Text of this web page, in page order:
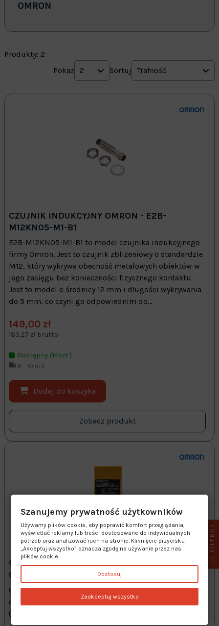
Produkty: 2
Pokaż
2 Sortuj Trafność
CZUJNIK INDUKCYJNY OMRON - E2B-
M12KN05-M1-B1
E2B-M12KN05-M1-B1 to model czujnika indukcyjnego
firmy Omron. Jest to czujnik zbliżeniowy o standardzie
M12, który wykrywa obecność metalowych obiektów w
jego zasięgu bez konieczności fizycznego kontaktu.
Jest to model o średnicy 12 mm i długości wykrywania
do 5 mm, co czyni go odpowiednim do...
149,00 zł
183,27 zł brutto
Dostępny (14szt.)
6 - 10 dni
Dodaj do koszyka
Zobacz produkt
CZUJNIK INDUKCYJNY ZBLIŻENIOWY NPN
OMRON - TL-Q5MC2-Z
Czujnik indukcyjny zbliżeniowy Omron TL-Q5MC2-Z
oferuje wyjście typu NPN w układzie trzyprzewodowym
(trójprzewodowa konstrukcja z przewodem 2 m)
OMRON
Szanujemy prywatność użytkowników
Używamy plików cookie, aby poprawić komfort przeglądania,
wyświetlać reklamy lub treści dostosowane do indywidualnych
potrzeb oraz analizować ruch na stronie. Kliknięcie przycisku
„Akceptuj wszystko” oznacza zgodę na używanie przez nas
plików cookie.
Dostosuj
Zaakceptuj wszystko
FILTRUJ